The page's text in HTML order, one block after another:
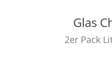
Glas
2er Pack